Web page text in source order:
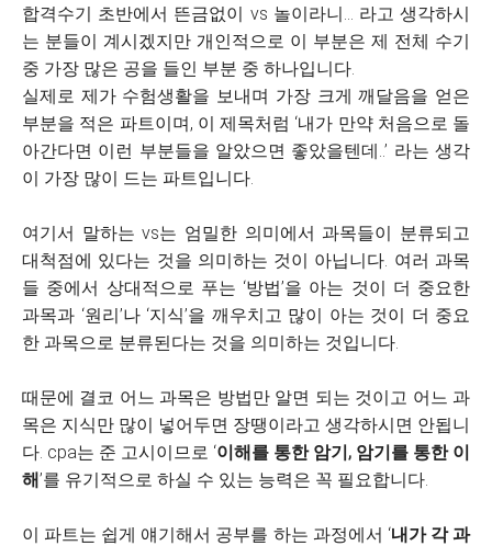
합격수기 초반에서 뜬금없이 vs 놀이라니... 라고 생각하시
는 분들이 계시겠지만 개인적으로 이 부분은 제 전체 수기
중 가장 많은 공을 들인 부분 중 하나입니다.
실제로 제가 수험생활을 보내며 가장 크게 깨달음을 얻은
부분을 적은 파트이며, 이 제목처럼 ‘내가 만약 처음으로 돌
아간다면 이런 부분들을 알았으면 좋았을텐데..’ 라는 생각
이 가장 많이 드는 파트입니다.
여기서 말하는 vs는 엄밀한 의미에서 과목들이 분류되고
대척점에 있다는 것을 의미하는 것이 아닙니다. 여러 과목
들 중에서 상대적으로 푸는 ‘방법’을 아는 것이 더 중요한
과목과 ‘원리’나 ‘지식’을 깨우치고 많이 아는 것이 더 중요
한 과목으로 분류된다는 것을 의미하는 것입니다.
때문에 결코 어느 과목은 방법만 알면 되는 것이고 어느 과
목은 지식만 많이 넣어두면 장땡이라고 생각하시면 안됩니
다. cpa는 준 고시이므로 ‘이해를 통한 암기, 암기를 통한 이
해’를 유기적으로 하실 수 있는 능력은 꼭 필요합니다.
이 파트는 쉽게 얘기해서 공부를 하는 과정에서 ‘내가 각 과